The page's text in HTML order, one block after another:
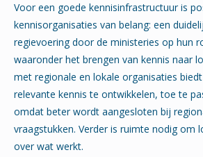
Voor een goede kennisinfrastructuur is
kennisorganisaties van belang: een
regievoering door de ministeries op hun
waaronder het brengen van kennis naar
met regionale en lokale organisaties
relevante kennis te ontwikkelen, toe te
omdat beter wordt aangesloten bij
vraagstukken. Verder is ruimte nodig om
over wat werkt.